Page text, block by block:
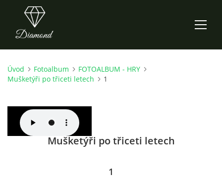
ÚVOD
O NÁS
Úvod Fotoalbum
FOTOALBUM - HRY
Mušketýři po třiceti letech
1
Mušketýři po třiceti letech
1